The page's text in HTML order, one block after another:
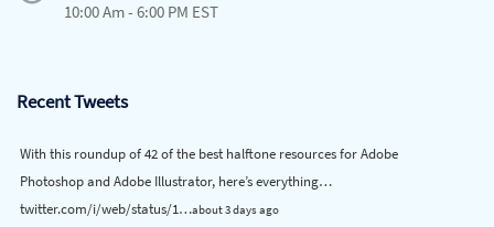
10:00 Am - 6:00 PM EST
Recent Tweets
With this roundup of 42 of the best halftone resources for Adobe
Photoshop and Adobe Illustrator, here’s everything…
twitter.com/i/web/status/1…about 3 days ago